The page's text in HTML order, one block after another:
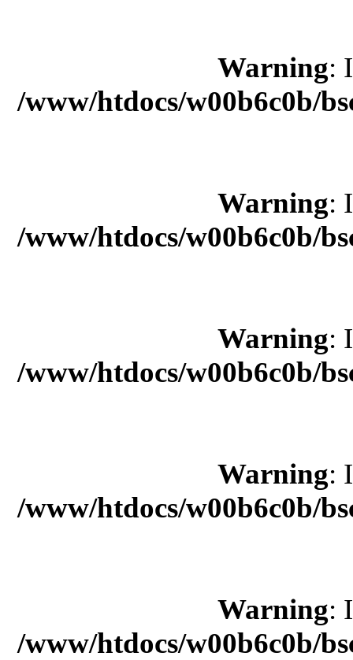
Warning:
/www/htdocs/w00b6c0b/
Warning:
/www/htdocs/w00b6c0b/
Warning:
/www/htdocs/w00b6c0b/
Warning:
/www/htdocs/w00b6c0b/
Warning:
/www/htdocs/w00b6c0b/